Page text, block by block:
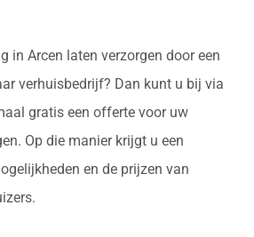
in Arcen laten verzorgen door een
verhuisbedrijf? Dan kunt u bij via
gratis een offerte voor uw
Op die manier krijgt u een
en de prijzen van